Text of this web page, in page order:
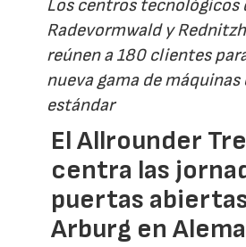
Los centros tecnológicos
Radevormwald y
reúnen a 180 clientes
nueva gama de
estándar
El Allrounder
centra las
puertas
Arburg en